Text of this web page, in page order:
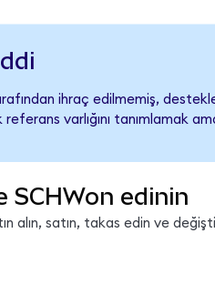
ihraç edilmemiş,
varlığını tanımlamak
SCHWon edinin
alın, satın, takas edin ve